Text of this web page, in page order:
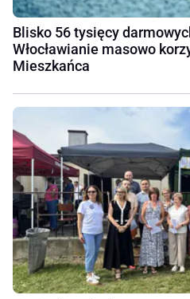
Blisko 56 tysięcy
Włocławianie masowo
Mieszkańca